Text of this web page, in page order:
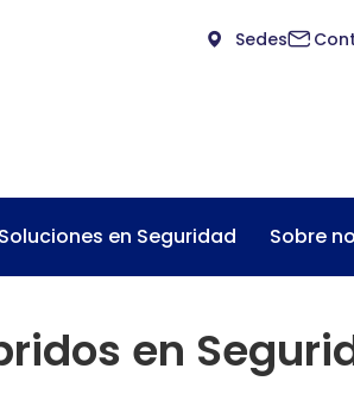
Sedes
Soluciones en Seguridad Sobre
en